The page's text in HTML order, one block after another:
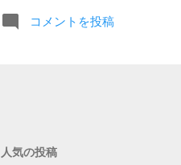
うに、
情報の
コメントを投稿
人気の投稿